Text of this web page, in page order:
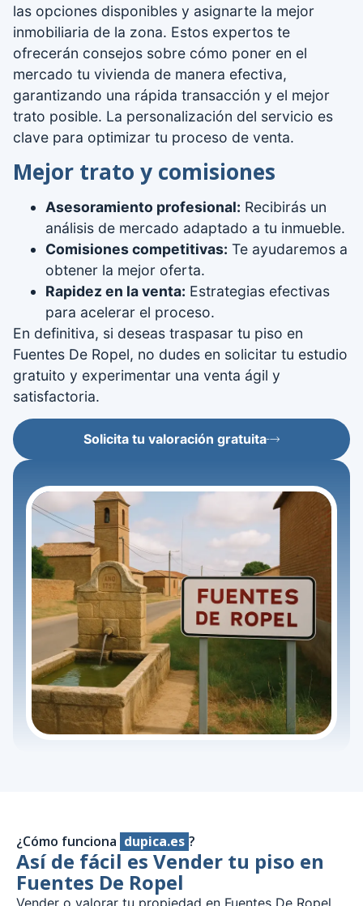
las opciones disponibles y asignarte la mejor
inmobiliaria de la zona. Estos expertos te
ofrecerán consejos sobre cómo poner en el
mercado tu vivienda de manera efectiva,
garantizando una rápida transacción y el mejor
trato posible. La personalización del servicio es
clave para optimizar tu proceso de venta.
Mejor trato y comisiones
Asesoramiento profesional: Recibirás un
análisis de mercado adaptado a tu inmueble.
Comisiones competitivas: Te ayudaremos a
obtener la mejor oferta.
Rapidez en la venta: Estrategias efectivas
para acelerar el proceso.
En definitiva, si deseas traspasar tu piso en
Fuentes De Ropel, no dudes en solicitar tu estudio
gratuito y experimentar una venta ágil y
satisfactoria.
Solicita tu valoración gratuita
¿Cómo funciona dupica.es ?
Así de fácil es Vender tu piso en
Fuentes De Ropel